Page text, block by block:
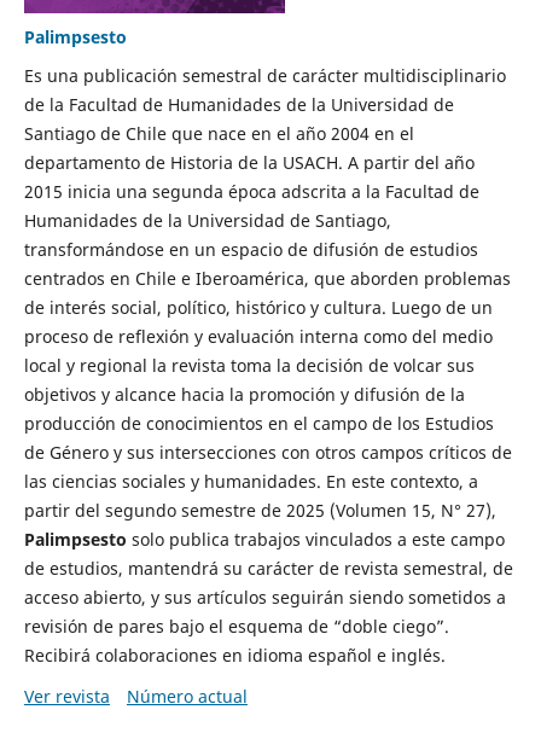
Palimpsesto
Es una publicación semestral de carácter multidisciplinario
de la Facultad de Humanidades de la Universidad de
Santiago de Chile que nace en el año 2004 en el
departamento de Historia de la USACH. A partir del año
2015 inicia una segunda época adscrita a la Facultad de
Humanidades de la Universidad de Santiago,
transformándose en un espacio de difusión de estudios
centrados en Chile e Iberoamérica, que aborden problemas
de interés social, político, histórico y cultura. Luego de un
proceso de reflexión y evaluación interna como del medio
local y regional la revista toma la decisión de volcar sus
objetivos y alcance hacia la promoción y difusión de la
producción de conocimientos en el campo de los Estudios
de Género y sus intersecciones con otros campos críticos de
las ciencias sociales y humanidades. En este contexto, a
partir del segundo semestre de 2025 (Volumen 15, N° 27),
Palimpsesto solo publica trabajos vinculados a este campo
de estudios, mantendrá su carácter de revista semestral, de
acceso abierto, y sus artículos seguirán siendo sometidos a
revisión de pares bajo el esquema de “doble ciego”.
Recibirá colaboraciones en idioma español e inglés.
Ver revista
Número actual